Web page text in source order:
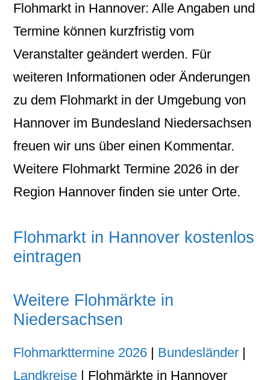
Flohmarkt in Hannover: Alle Angaben und
Termine können kurzfristig vom
Veranstalter geändert werden. Für
weiteren Informationen oder Änderungen
zu dem Flohmarkt in der Umgebung von
Hannover im Bundesland Niedersachsen
freuen wir uns über einen Kommentar.
Weitere Flohmarkt Termine 2026 in der
Region Hannover finden sie unter Orte.
Flohmarkt in Hannover kostenlos
eintragen
Weitere Flohmärkte in
Niedersachsen
Flohmarkttermine 2026 | Bundesländer |
Landkreise | Flohmärkte in Hannover